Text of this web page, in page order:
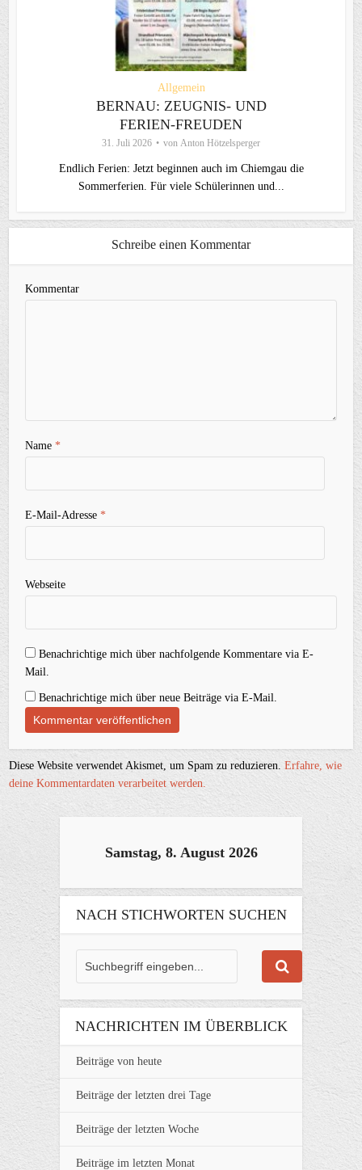
Allgemein
BERNAU: ZEUGNIS- UND
FERIEN-FREUDEN
31. Juli 2026 von Anton Hötzelsperger
Endlich Ferien: Jetzt beginnen auch im Chiemgau die
Sommerferien. Für viele Schülerinnen und...
Schreibe einen Kommentar
Kommentar
Name*
E-Mail-Adresse*
Webseite
Benachrichtige mich über nachfolgende Kommentare via E-
Mail.
Benachrichtige mich über neue Beiträge via E-Mail.
Diese Website verwendet Akismet, um Spam zu reduzieren.Erfahre, wie
deine Kommentardaten verarbeitet werden.
Samstag, 8. August 2026
NACH STICHWORTEN SUCHEN
NACHRICHTEN IM ÜBERBLICK
Beiträge von heute
Beiträge der letzten drei Tage
Beiträge der letzten Woche
Beiträge im letzten Monat